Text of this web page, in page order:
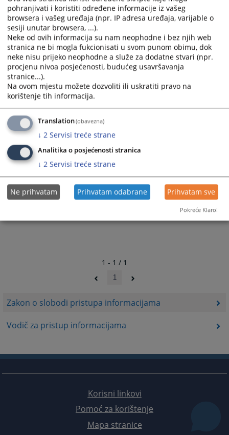
Zakon o slobodi pristupa informacijama
Vodič za pristup informacijama
Prateći dokumenti
Zakon o slobodi pristupa informacijama F BiH
Zakon o izmjenama i dopunama Zakona o slobodi
pristupa informacijama F BiH
1 - 1 / 1
1
Korisni linkovi
Pomoć za korištenje
Mapa stranice
pohranjivati i koristiti određene informacije iz vašeg
browsera i vašeg uređaja (npr. IP adresa uređaja, varijable o
sesiji unutar browsera, ...).
Neke od ovih informacija su nam neophodne i bez njih web
stranica ne bi mogla fukcionisati u svom punom obimu, dok
neke nisu prijeko neophodne a služe za dodatne stvari (npr.
procjenu nivoa posjećenosti, budućeg usavršavanja
stranice...).
Na ovom mjestu možete dozvoliti ili uskratiti pravo na
korištenje tih informacija.
Translation(obavezna)
↓ 2 Servisi treće strane
Analitika o posjećenosti stranica
↓ 2 Servisi treće strane
Ne prihvatam Prihvatam odabrane Prihvatam sve
Pokreće Klaro!